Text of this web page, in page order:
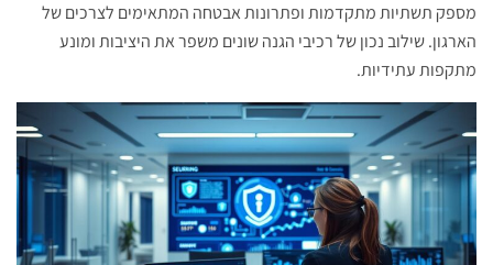
מספק תשתיות מתקדמות ופתרונות אבטחה המתאימים לצרכים של
הארגון. שילוב נכון של רכיבי הגנה שונים משפר את היציבות ומונע
מתקפות עתידיות.